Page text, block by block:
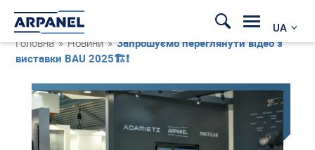
UA
Головна » Новини »Запрошуємо переглянути відео з
виставки BAU 2025🏗❗